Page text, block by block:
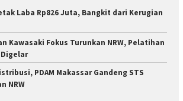
Laba Rp826 Juta, Bangkit dari Kerugian
Kawasaki Fokus Turunkan NRW, Pelatihan
Digelar
PDAM Makassar Gandeng STS
NRW